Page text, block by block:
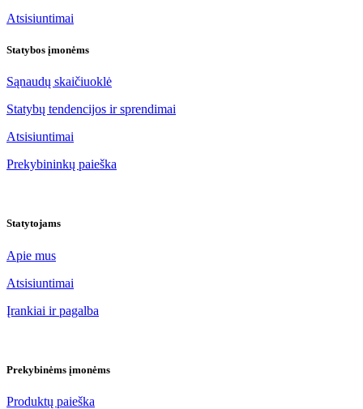
Atsisiuntimai
Statybos įmonėms
Sąnaudų skaičiuoklė
Statybų tendencijos ir sprendimai
Atsisiuntimai
Prekybininkų paieška
Statytojams
Apie mus
Atsisiuntimai
Įrankiai ir pagalba
Prekybinėms įmonėms
Produktų paieška